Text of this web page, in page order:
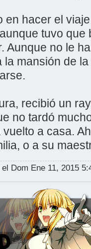
en hacer el
tuvo
Aunque no le
mansión de
recibió un
no tardó
a casa.
o a su
el Dom Ene 11, 2015